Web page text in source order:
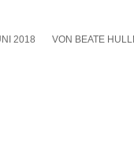
2018 VON BEATE